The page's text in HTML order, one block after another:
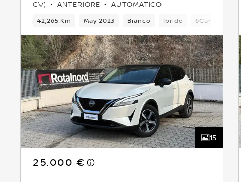
CV)
ANTERIORE AUTOMATICO
42,265 Km May 2023 Bianco Ibrido 6Cambio
15
25.000 €